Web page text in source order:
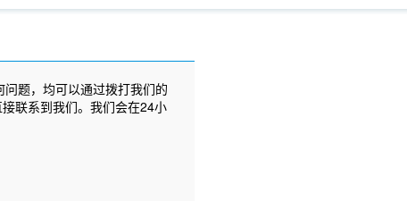
题，均可以通过拨打我们的
接联系到我们。我们会在24小